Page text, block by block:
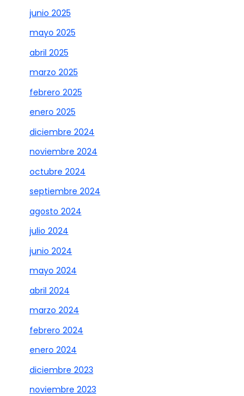
junio 2025
mayo 2025
abril 2025
marzo 2025
febrero 2025
enero 2025
diciembre 2024
noviembre 2024
octubre 2024
septiembre 2024
agosto 2024
julio 2024
junio 2024
mayo 2024
abril 2024
marzo 2024
febrero 2024
enero 2024
diciembre 2023
noviembre 2023